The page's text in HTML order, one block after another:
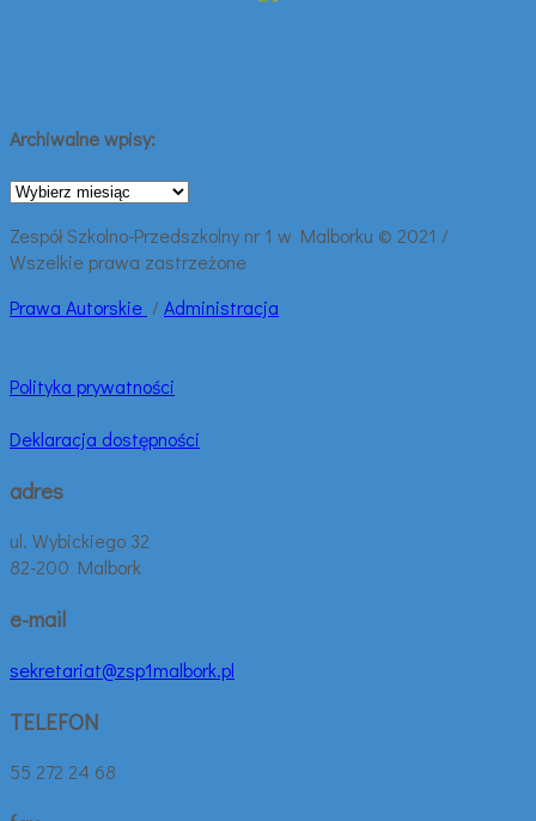
Archiwalne wpisy:
Archiwalne
Zespół Szkolno-Przedszkolny nr 1 w Malborku © 2021 /
Wszelkie prawa zastrzeżone
Prawa Autorskie /Administracja
Polityka prywatności
Deklaracja dostępności
adres
ul. Wybickiego 32
82-200 Malbork
e-mail
sekretariat@zsp1malbork.pl
TELEFON
55 272 24 68